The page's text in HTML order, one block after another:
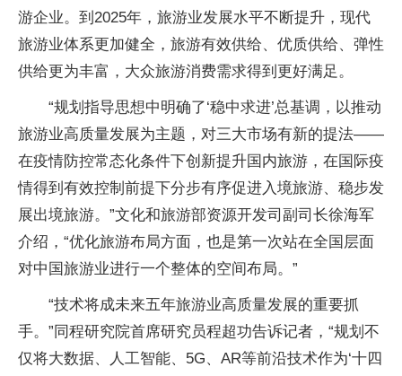
游企业。到2025年，旅游业发展水平不断提升，现代
旅游业体系更加健全，旅游有效供给、优质供给、弹性
供给更为丰富，大众旅游消费需求得到更好满足。
“规划指导思想中明确了‘稳中求进’总基调，以推动
旅游业高质量发展为主题，对三大市场有新的提法——
在疫情防控常态化条件下创新提升国内旅游，在国际疫
情得到有效控制前提下分步有序促进入境旅游、稳步发
展出境旅游。”文化和旅游部资源开发司副司长徐海军
介绍，“优化旅游布局方面，也是第一次站在全国层面
对中国旅游业进行一个整体的空间布局。”
“技术将成未来五年旅游业高质量发展的重要抓
手。”同程研究院首席研究员程超功告诉记者，“规划不
仅将大数据、人工智能、5G、AR等前沿技术作为‘十四